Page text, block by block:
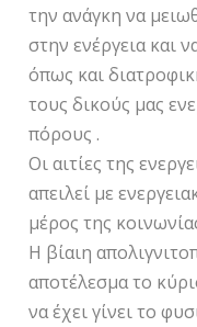
την ανάγκη να
στην ενέργεια και
όπως και
τους δικούς μας
πόρους .
Οι αιτίες της
απειλεί με
μέρος της
Η βίαιη
αποτέλεσμα το
να έχει γίνει το